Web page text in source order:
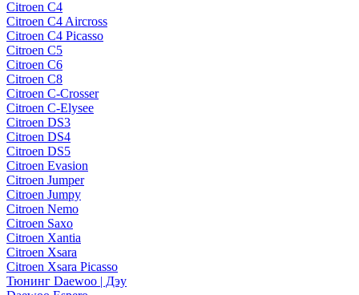
Citroen C4
Citroen C4 Aircross
Citroen C4 Picasso
Citroen C5
Citroen C6
Citroen C8
Citroen C-Crosser
Citroen C-Elysee
Citroen DS3
Citroen DS4
Citroen DS5
Citroen Evasion
Citroen Jumper
Citroen Jumpy
Citroen Nemo
Citroen Saxo
Citroen Xantia
Citroen Xsara
Citroen Xsara Picasso
Тюнинг Daewoo | Дэу